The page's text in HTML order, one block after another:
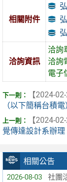
相關公告
2026-08-03 社團
相關附件
洽詢資訊
洽詢
洽詢
電子
【2024-02-
（以下簡稱台積
【2024-02-
覺傳達設計系辦